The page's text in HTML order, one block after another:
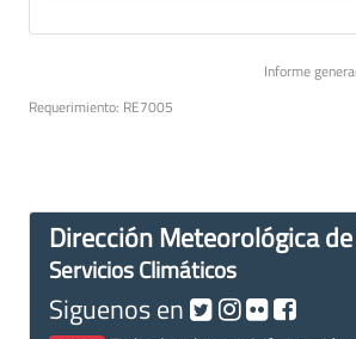
Informe
Requerimiento: RE7005
Dirección Meteorológica
Servicios Climáticos
Siguenos en